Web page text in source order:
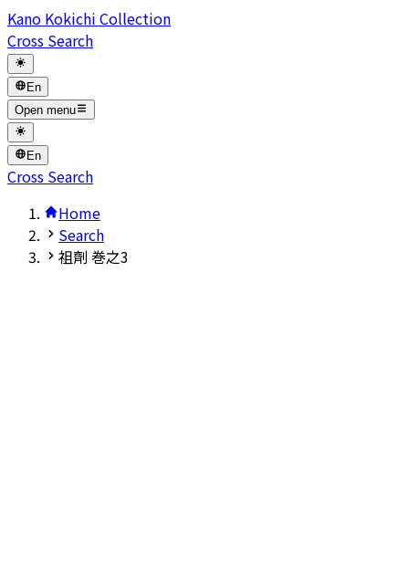
Kano Kokichi Collection
Cross Search
En
Open menu
En
Cross Search
Home
Search
祖劑 巻之3